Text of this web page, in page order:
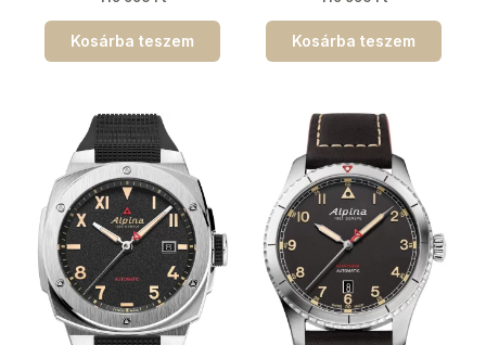
Kosárba teszem Kosárba teszem